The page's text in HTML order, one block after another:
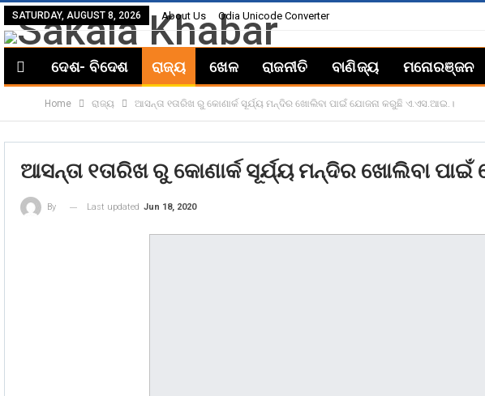
SATURDAY, AUGUST 8, 2026 About Us Odia Unicode Converter
ଦେଶ- ବିଦେଶ ରାଜ୍ୟ ଖେଳ ରାଜନୀତି ବାଣିଜ୍ୟ ମନୋରଞ୍ଜନ
Home ରାଜ୍ୟ ଆସନ୍ତା ୧ତାରିଖ ରୁ କୋଣାର୍କ ସୂର୍ଯ୍ୟ ମନ୍ଦିର ଖୋଲିବା ପାଇଁ ଯୋଜନା କରୁଛି ଏ.ଏସ.ଆଇ.।
ଆସନ୍ତା ୧ତାରିଖ ରୁ କୋଣାର୍କ ସୂର୍ଯ୍ୟ ମନ୍ଦିର ଖୋଲିବା
By Last updated Jun 18, 2020